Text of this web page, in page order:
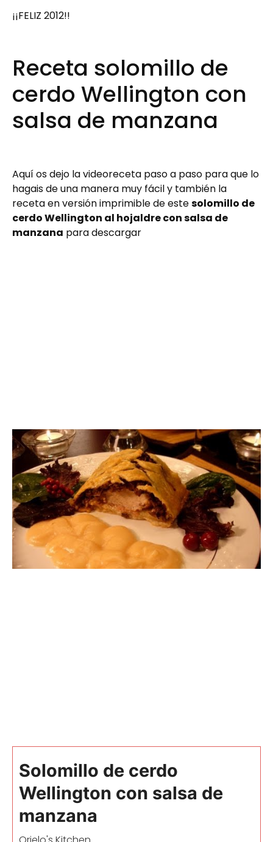
¡¡FELIZ 2012!!
Receta solomillo de
cerdo Wellington con
salsa de manzana
Aquí os dejo la videoreceta paso a paso para que lo
hagais de una manera muy fácil y también la
receta en versión imprimible de estesolomillo de
cerdo Wellington al hojaldre con salsa de
manzana para descargar
Solomillo de cerdo
Wellington con salsa de
manzana